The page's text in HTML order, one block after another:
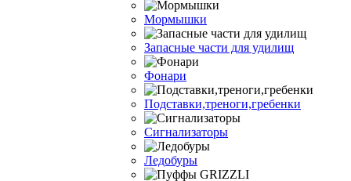
Мормышки
Запасные части для удилищ
Фонари
Подставки,треноги,гребенки
Сигнализаторы
Ледобуры